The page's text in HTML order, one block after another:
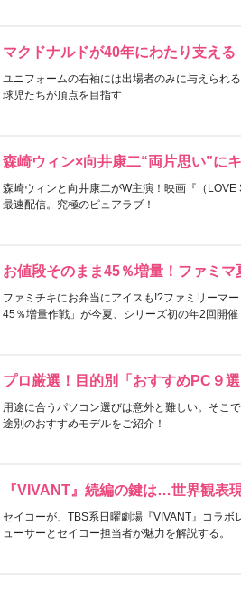
マクドナルドが40年にわたり支える
ユニフォームの右袖には出場者のみに与えられ
球児たちが頂点を目指す
森崎ウィン×向井康二“両片思い”に
森崎ウィンと向井康二がW主演！映画『（
最速配信。究極のピュアラブ！
お値段そのまま45％増量！ファミマ
ファミチキにお弁当にアイスも!?ファミリーマ
45％増量作戦」が今夏、シリーズ初の年2回開催
プロ厳選！目的別「おすすめPC９
用途に合うパソコン選びは意外と難しい。そこ
途別のおすすめモデルをご紹介！
『VIVANT』続編の鍵は…世界観表
セイコーが、TBS系日曜劇場『VIVANT』コラ
ューサーとセイコー担当者が魅力を解説する。